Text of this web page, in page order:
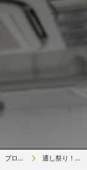
ブログ 通し祭り！笑